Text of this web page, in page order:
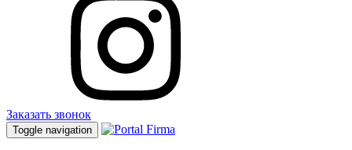
Заказать звонок
Toggle navigation